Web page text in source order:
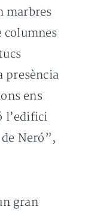
marbres
columnes
presència
ens
l’edifici
Neró”,
gran